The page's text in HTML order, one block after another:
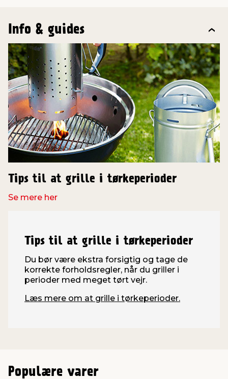
Info & guides
Tips til at grille i tørkeperioder
Se mere her
Tips til at grille i tørkeperioder
Du bør være ekstra forsigtig og tage de
korrekte forholdsregler, når du griller i
perioder med meget tørt vejr.
Læs mere om at grille i tørkeperioder.
Populære varer